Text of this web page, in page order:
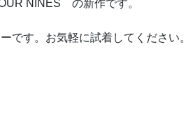
NINES の新作です。
です。お気軽に試着してください。